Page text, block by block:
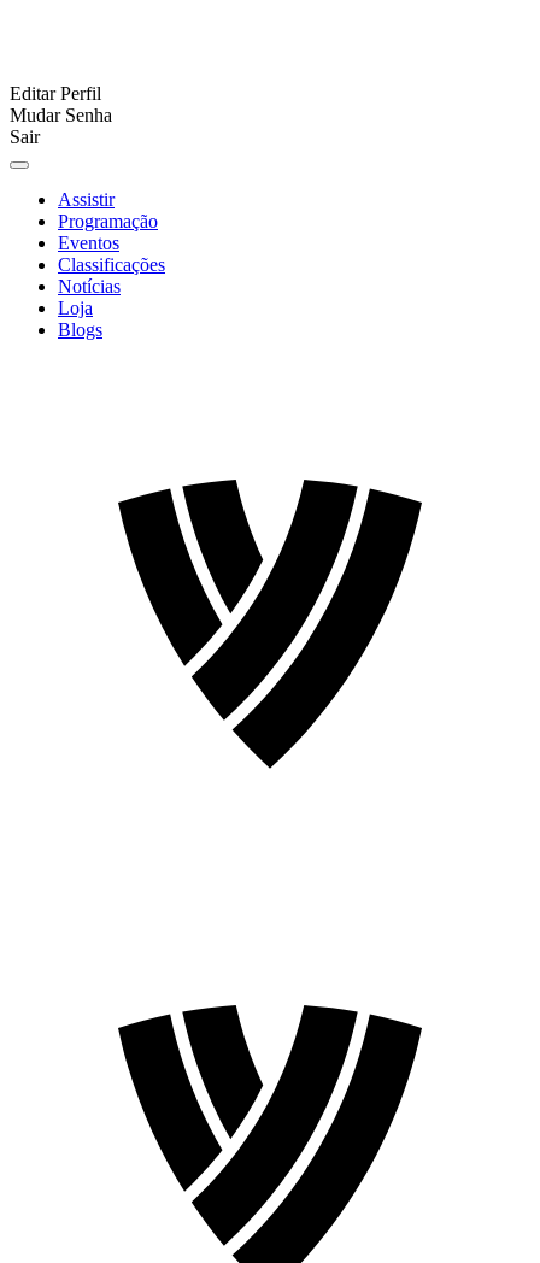
Editar Perfil
Mudar Senha
Sair
Assistir
Programação
Eventos
Classificações
Notícias
Loja
Blogs